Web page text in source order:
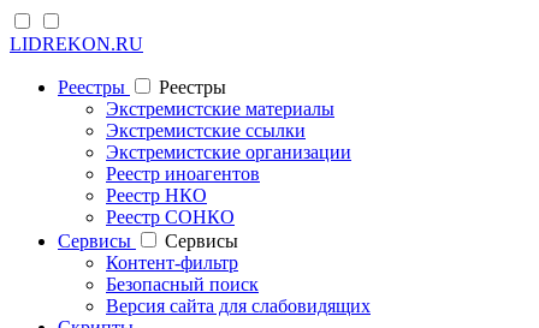
LIDREKON.RU
Реестры
Реестры
Экстремистские материалы
Экстремистские ссылки
Экстремистские организации
Реестр иноагентов
Реестр НКО
Реестр СОНКО
Cервисы
Cервисы
Контент-фильтр
Безопасный поиск
Версия сайта для слабовидящих